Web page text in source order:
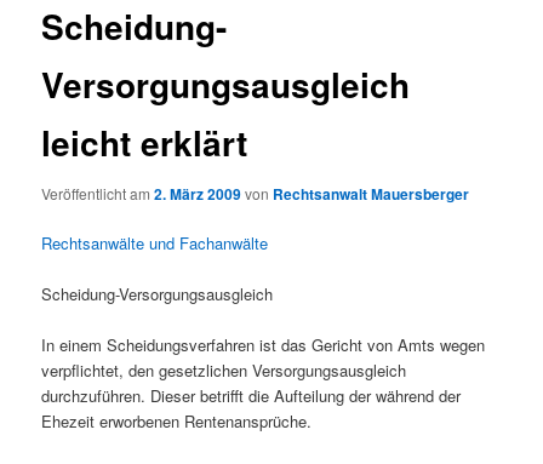
Scheidung-
Versorgungsausgleich
leicht erklärt
Veröffentlicht am2. März 2009von Rechtsanwalt Mauersberger
Rechtsanwälte und Fachanwälte
Scheidung-Versorgungsausgleich
In einem Scheidungsverfahren ist das Gericht von Amts wegen
verpflichtet, den gesetzlichen Versorgungsausgleich
durchzuführen. Dieser betrifft die Aufteilung der während der
Ehezeit erworbenen Rentenansprüche.